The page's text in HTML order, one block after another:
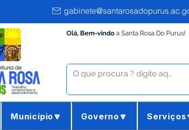
Olá, Bem-vindo a Santa Rosa Do Purus!
Município🔽 Governo🔽